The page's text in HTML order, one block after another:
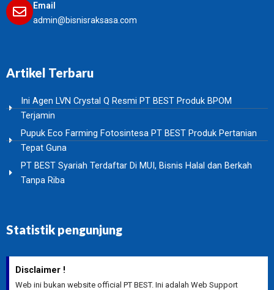
Email
admin@bisnisraksasa.com
Artikel Terbaru
Ini Agen LVN Crystal Q Resmi PT BEST Produk BPOM
Terjamin
Pupuk Eco Farming Fotosintesa PT BEST Produk Pertanian
Tepat Guna
PT BEST Syariah Terdaftar Di MUI, Bisnis Halal dan Berkah
Tanpa Riba
Statistik pengunjung
Disclaimer !
Web ini bukan website official PT BEST. Ini adalah Web Support